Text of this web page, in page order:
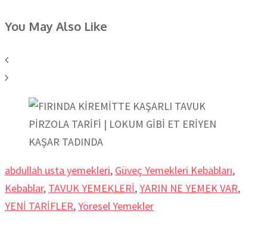
You May Also Like
abdullah usta yemekleri, Güveç Yemekleri Kebabları,
Kebablar, TAVUK YEMEKLERİ,YARIN NE YEMEK VAR,
YENİ TARİFLER,Yöresel Yemekler